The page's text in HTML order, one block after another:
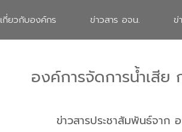
เกี่ยวกับองค์กร ข่าวสาร อจน. ข่
องค์การจัดการน้ำเสีย
ข่าวสารประชาสัมพันธ์จาก